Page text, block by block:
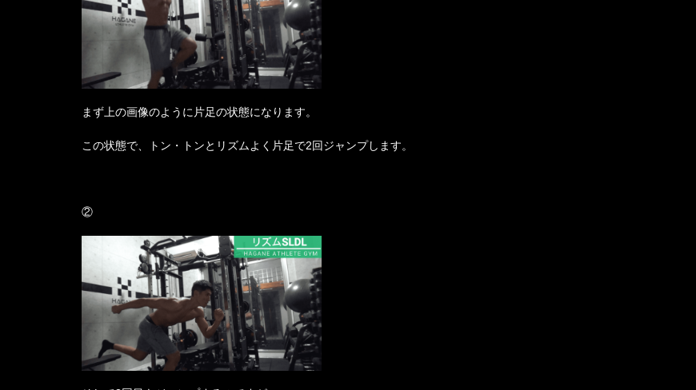
まず上の画像のように片足の状態になります。
この状態で、トン・トンとリズムよく片足で2回ジャンプします。
②